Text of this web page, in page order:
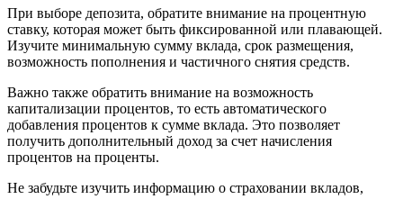
При выборе депозита, обратите внимание на процентную
ставку, которая может быть фиксированной или плавающей.
Изучите минимальную сумму вклада, срок размещения,
возможность пополнения и частичного снятия средств.
Важно также обратить внимание на возможность
капитализации процентов, то есть автоматического
добавления процентов к сумме вклада. Это позволяет
получить дополнительный доход за счет начисления
процентов на проценты.
Не забудьте изучить информацию о страховании вкладов,